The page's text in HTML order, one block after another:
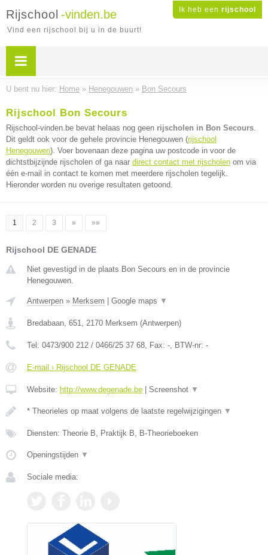
Ik heb een rijschool
Rijschool -vinden.be
Vind een rijschool bij u in de buurt!
U bent nu hier: Home » Henegouwen » Bon Secours
Rijschool Bon Secours
Rijschool-vinden.be bevat helaas nog geen rijscholen in Bon Secours.
Dit geldt ook voor de gehele provincie Henegouwen (rijschool
Henegouwen). Voer bovenaan deze pagina uw postcode in voor de
dichtstbijzijnde rijscholen of ga naar direct contact met rijscholen om via
één e-mail in contact te komen met meerdere rijscholen tegelijk.
Hieronder worden nu overige resultaten getoond.
1 2 3 » »»
Rijschool DE GENADE
Niet gevestigd in de plaats Bon Secours en in de provincie
Henegouwen.
Antwerpen » Merksem Google maps ▼
Bredabaan, 651, 2170 Merksem (Antwerpen)
Tel: 0473/900 212 / 0466/25 37 68, Fax: -, BTW-nr: -
E-mail › Rijschool DE GENADE
Website: http://www.degenade.be Screenshot ▼
* Theorieles op maat volgens de laatste regelwijzigingen ▼
Diensten: Theorie B, Praktijk B, B-Theorieboeken
Openingstijden ▼
Sociale media: